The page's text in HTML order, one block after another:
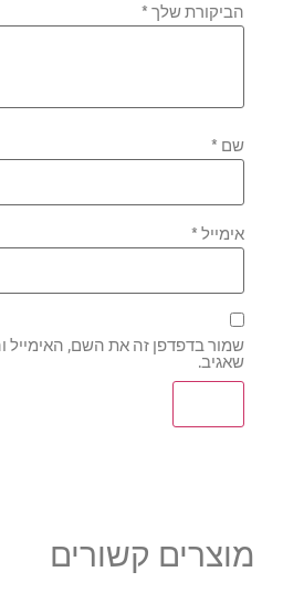
הביקורת שלך *
שם *
אימייל *
שמור בדפדפן זה את השם,
שאגיב.
מוצרים קשורים